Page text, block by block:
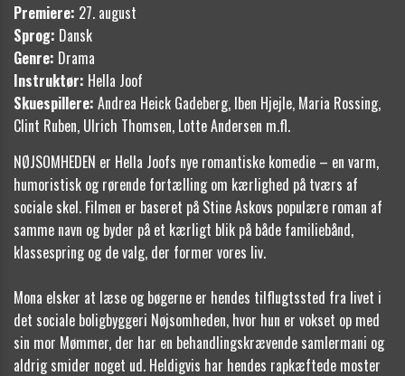
Premiere: 27. august
Sprog: Dansk
Genre: Drama
Instruktør: Hella Joof
Skuespillere: Andrea Heick Gadeberg, Iben Hjejle, Maria Rossing,
Clint Ruben, Ulrich Thomsen, Lotte Andersen m.fl.
NØJSOMHEDEN er Hella Joofs nye romantiske komedie – en varm,
humoristisk og rørende fortælling om kærlighed på tværs af
sociale skel. Filmen er baseret på Stine Askovs populære roman af
samme navn og byder på et kærligt blik på både familiebånd,
klassespring og de valg, der former vores liv.
Mona elsker at læse og bøgerne er hendes tilflugtssted fra livet i
det sociale boligbyggeri Nøjsomheden, hvor hun er vokset op med
sin mor Mømmer, der har en behandlingskrævende samlermani og
aldrig smider noget ud. Heldigvis har hendes rapkæftede moster